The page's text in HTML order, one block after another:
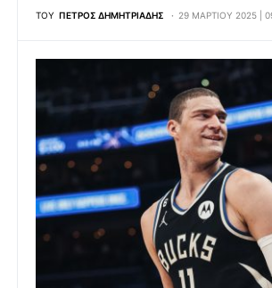
ΤΟΥ ΠΈΤΡΟΣ ΔΗΜΗΤΡΙΆΔΗΣ 29 ΜΑΡΤΊΟΥ 2025 |